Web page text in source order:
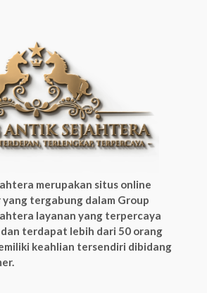
merupakan situs online
tergabung dalam Group
layanan yang terpercaya
terdapat lebih dari 50 orang
keahlian tersendiri dibidang